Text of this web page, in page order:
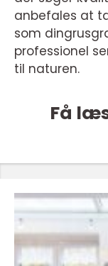
anbefales at
som
professionel
til naturen.
Få